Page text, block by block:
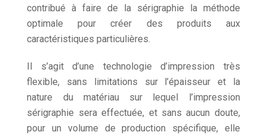
contribué à faire de la sérigraphie la méthode
optimale pour créer des produits aux
caractéristiques particulières.
Il s’agit d’une technologie d’impression très
flexible, sans limitations sur l’épaisseur et la
nature du matériau sur lequel l’impression
sérigraphie sera effectuée, et sans aucun doute,
pour un volume de production spécifique, elle